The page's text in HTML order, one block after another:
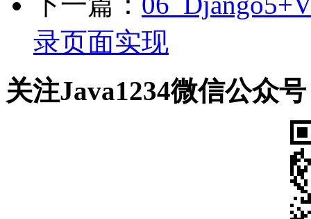
录页面实现
关注Java1234微信公众号